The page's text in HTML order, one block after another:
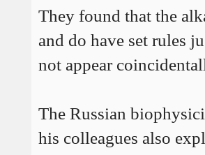
They found that the
and do have set rules
not appear
The Russian
his colleagues also